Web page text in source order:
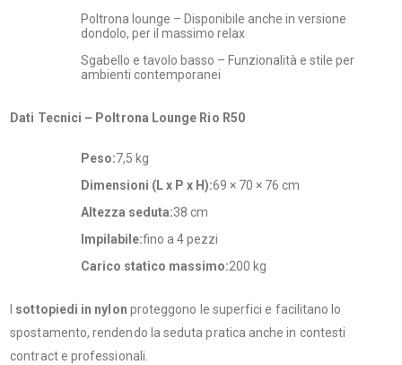
Poltrona lounge – Disponibile anche in versione
dondolo, per il massimo relax
Sgabello e tavolo basso – Funzionalità e stile per
ambienti contemporanei
Dati Tecnici – Poltrona Lounge Rio R50
Peso:7,5 kg
Dimensioni (L x P x H):69 × 70 × 76 cm
Altezza seduta:38 cm
Impilabile:fino a 4 pezzi
Carico statico massimo:200 kg
sottopiedi in nylon proteggono le superfici e facilitano lo
spostamento, rendendo la seduta pratica anche in contesti
contract e professionali.